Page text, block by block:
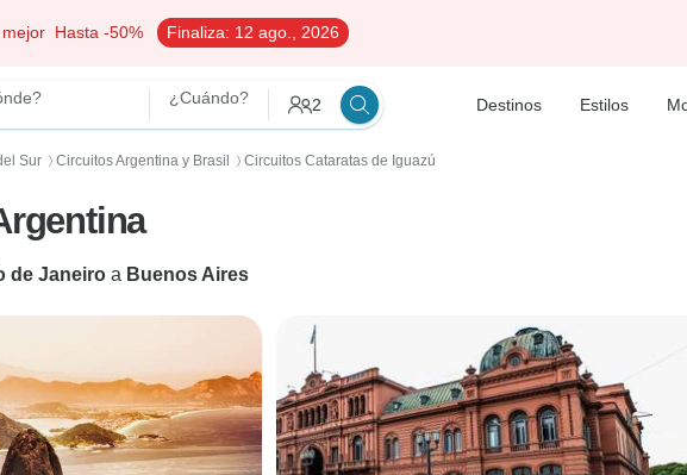
Hasta -50% Finaliza: 12 ago., 2026
¿Cuándo? 2 Destinos Estilos
Sur 〉 Circuitos Argentina y Brasil 〉 Circuitos Cataratas de Iguazú
de Janeiro a Buenos Aires